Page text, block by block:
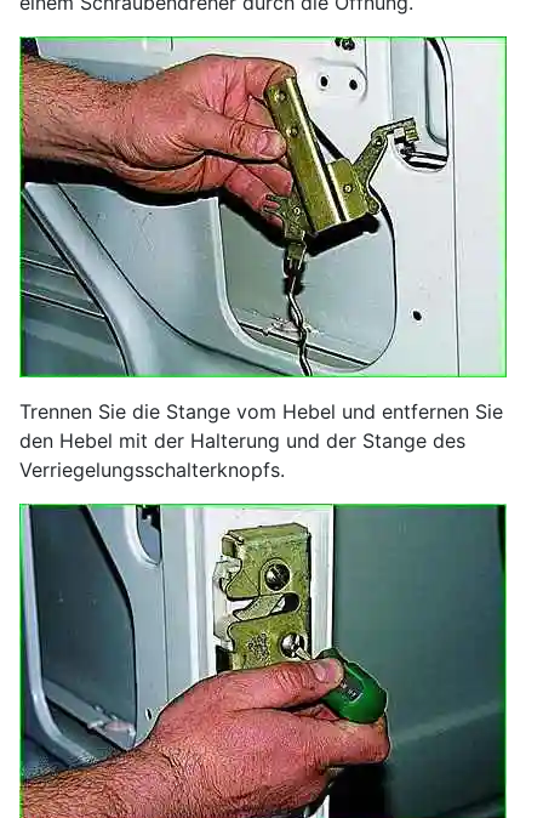
Trennen Sie die Stange vom Hebel und entfernen Sie
den Hebel mit der Halterung und der Stange des
Verriegelungsschalterknopfs.